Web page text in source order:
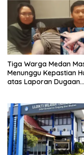
Tiga Warga Medan
Menunggu Kepastian
atas Laporan Dugaan